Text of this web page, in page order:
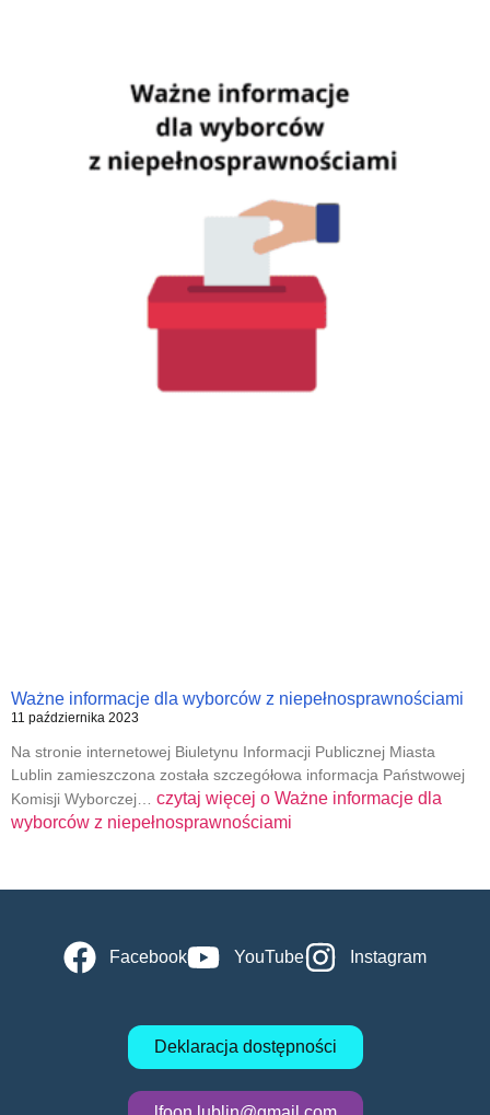
Ważne informacje dla wyborców z niepełnosprawnościami
11 października 2023
Na stronie internetowej Biuletynu Informacji Publicznej Miasta
Lublin zamieszczona została szczegółowa informacja Państwowej
Komisji Wyborczej… czytaj więcej o Ważne informacje dla
wyborców z niepełnosprawnościami
Facebook YouTube Instagram
Deklaracja dostępności